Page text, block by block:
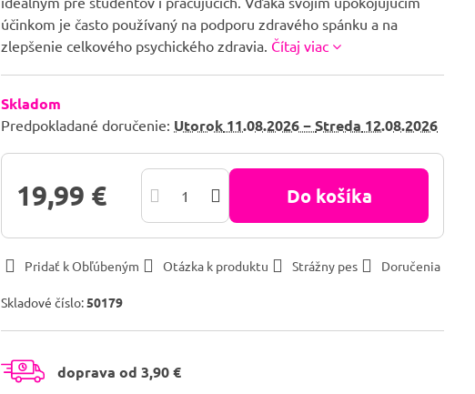
účinkom je často používaný na podporu zdravého spánku a na
zlepšenie celkového psychického zdravia. Čítaj viac
Skladom
Predpokladané doručenie: Utorok 11.08.2026 −Streda 12.08.2026
19,99 € Do košíka
Pridať k Obľúbeným Otázka k produktu Strážny pes Doručenia
Skladové číslo:50179
doprava od 3,90 €